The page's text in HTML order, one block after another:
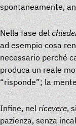
spontaneamente,
Nella fase del
ad esempio cosa
necessario perché
produca un reale
“risponde”; la
Infine, nelricevere,
pazienza, senza